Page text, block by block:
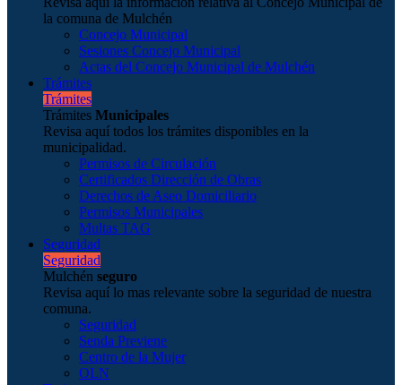
la comuna de Mulchén
Concejo Municipal
Sesiones Concejo Municipal
Actas del Concejo Municipal de Mulchén
Trámites
Trámites
Trámites Municipales
Revisa aquí todos los trámites disponibles en la
municipalidad.
Permisos de Circulación
Certificados Dirección de Obras
Derechos de Aseo Domiciliario
Permisos Municipales
Multas TAG
Seguridad
Seguridad
Mulchén seguro
Revisa aquí lo mas relevante sobre la seguridad de nuestra
comuna.
Seguridad
Senda Previene
Centro de la Mujer
OLN